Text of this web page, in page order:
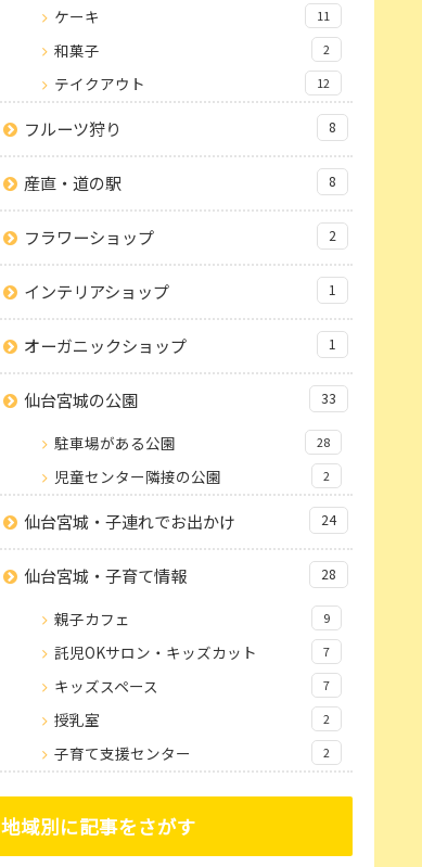
ケーキ 11
和菓子 2
テイクアウト 12
フルーツ狩り 8
産直・道の駅 8
フラワーショップ 2
インテリアショップ 1
オーガニックショップ 1
仙台宮城の公園 33
駐車場がある公園 28
児童センター隣接の公園 2
仙台宮城・子連れでお出かけ 24
仙台宮城・子育て情報 28
親子カフェ 9
託児OKサロン・キッズカット 7
キッズスペース 7
授乳室 2
子育て支援センター 2
地域別に記事をさがす